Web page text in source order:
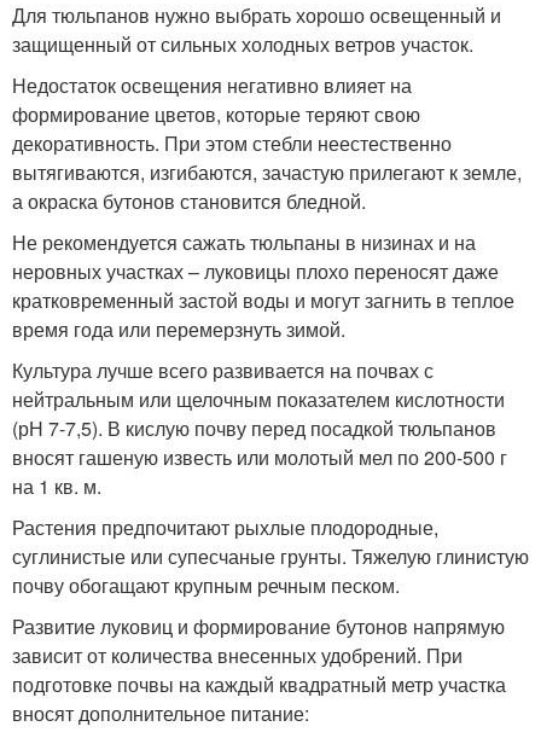
Для тюльпанов нужно выбрать хорошо освещенный и
защищенный от сильных холодных ветров участок.
Недостаток освещения негативно влияет на
формирование цветов, которые теряют свою
декоративность. При этом стебли неестественно
вытягиваются, изгибаются, зачастую прилегают к земле,
а окраска бутонов становится бледной.
Не рекомендуется сажать тюльпаны в низинах и на
неровных участках – луковицы плохо переносят даже
кратковременный застой воды и могут загнить в теплое
время года или перемерзнуть зимой.
Культура лучше всего развивается на почвах с
нейтральным или щелочным показателем кислотности
(рН 7-7,5). В кислую почву перед посадкой тюльпанов
вносят гашеную известь или молотый мел по 200-500 г
на 1 кв. м.
Растения предпочитают рыхлые плодородные,
суглинистые или супесчаные грунты. Тяжелую глинистую
почву обогащают крупным речным песком.
Развитие луковиц и формирование бутонов напрямую
зависит от количества внесенных удобрений. При
подготовке почвы на каждый квадратный метр участка
вносят дополнительное питание: